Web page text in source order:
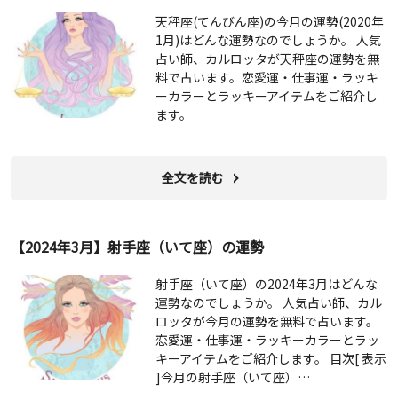
天秤座(てんびん座)の今月の運勢(2020年
1月)はどんな運勢なのでしょうか。 人気
占い師、カルロッタが天秤座の運勢を無
料で占います。恋愛運・仕事運・ラッキ
ーカラーとラッキーアイテムをご紹介し
ます。
全文を読む
【2024年3月】射手座（いて座）の運勢
射手座（いて座）の2024年3月はどんな
運勢なのでしょうか。 人気占い師、カル
ロッタが今月の運勢を無料で占います。
恋愛運・仕事運・ラッキーカラーとラッ
キーアイテムをご紹介します。 目次[ 表示
]今月の射手座（いて座）…